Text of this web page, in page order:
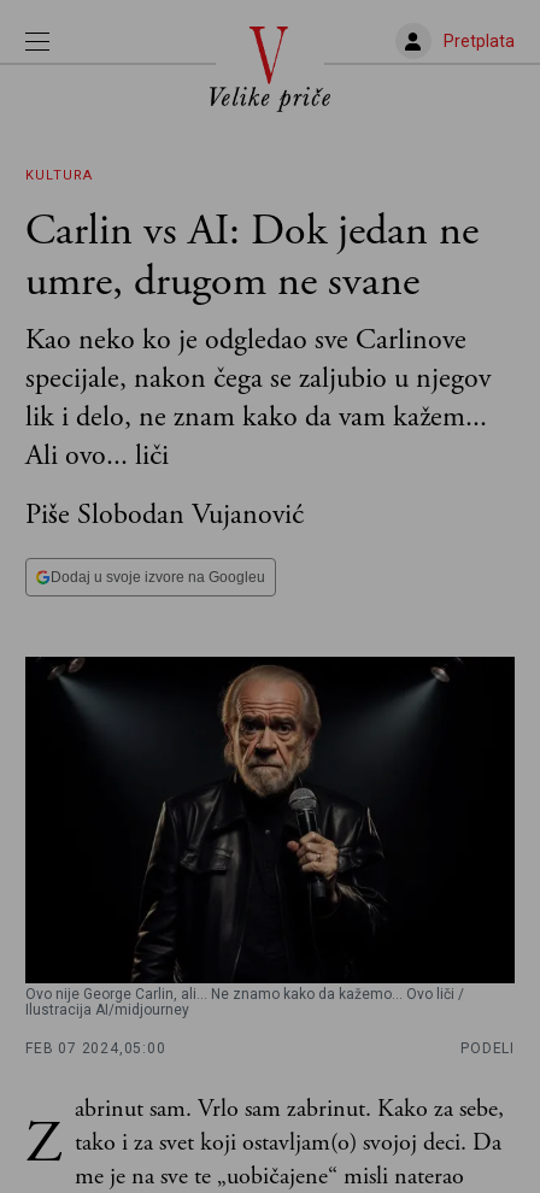
Pretplata
KULTURA
Carlin vs AI: Dok jedan ne
umre, drugom ne svane
Kao neko ko je odgledao sve Carlinove
specijale, nakon čega se zaljubio u njegov
lik i delo, ne znam kako da vam kažem...
Ali ovo... liči
Piše Slobodan Vujanović
Dodaj u svoje izvore na Googleu
Ovo nije George Carlin, ali… Ne znamo kako da kažemo… Ovo liči /
Ilustracija AI/midjourney
FEB 07 2024, 05:00 PODELI
Z abrinut sam. Vrlo sam zabrinut. Kako za sebe,
tako i za svet koji ostavljam(o) svojoj deci. Da
me je na sve te „uobičajene“ misli naterao